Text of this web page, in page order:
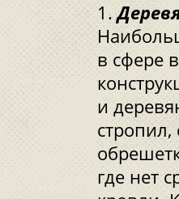
в сфере
и
стропил,
где нет